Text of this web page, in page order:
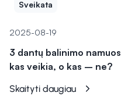
Sveikata
2025-08-19
3 dantų balinimo
kas veikia, o kas – ne?
Skaityti daugiau